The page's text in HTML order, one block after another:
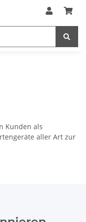
Kunden als
aller Art zur